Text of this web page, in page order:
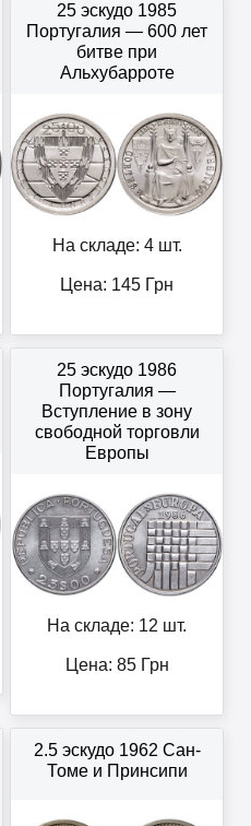
25 эскудо 1985
Португалия — 600 лет
битве при
Альхубарроте
На складе: 4 шт.
Цена: 145 Грн
25 эскудо 1986
Португалия —
Вступление в зону
свободной торговли
Европы
На складе: 12 шт.
Цена: 85Грн
2.5 эскудо 1962 Сан-
Томе и Принсипи